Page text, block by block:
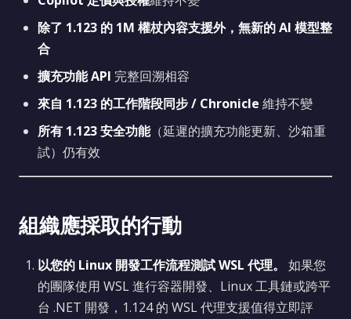
除了 1.123 的 1M 權杖內容支援外，無新的 AI 模型整
合
擴充功能 API 完整回溯相容
來自 1.123 的工作階段同步 / Chronicle 維持不變
所有 1.123 安全功能（延遲的擴充功能更新、沙箱重
試）仍有效
組織應採取的行動
以您的 Linux 開發工作流程測試 WSL 代理。
如果您
的團隊使用 WSL 進行容器開發、Linux 工具鏈或跨平
台 .NET 開發，1.124 的 WSL 代理支援值得立即評